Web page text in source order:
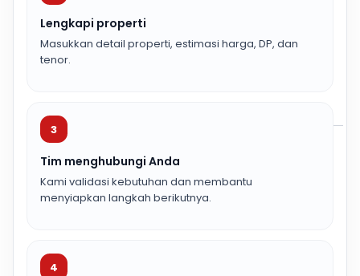
Lengkapi properti
Masukkan detail properti, estimasi harga, DP, dan
tenor.
3
Tim menghubungi Anda
Kami validasi kebutuhan dan membantu
menyiapkan langkah berikutnya.
4